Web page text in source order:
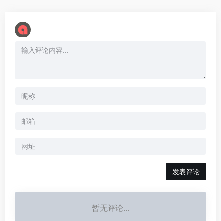
暂无评论...